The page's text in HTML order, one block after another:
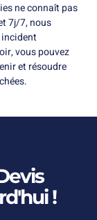
ne connaît pas
7j/7, nous
vous pouvez
et résoudre
!